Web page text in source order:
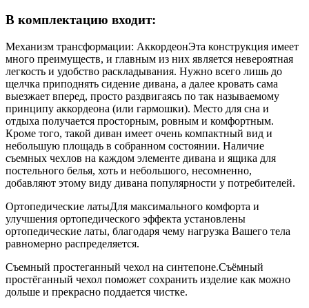
В комплектацию входит:
Механизм трансформации: АккордеонЭта конструкция имеет
много преимуществ, и главным из них является невероятная
легкость и удобство раскладывания. Нужно всего лишь до
щелчка приподнять сидение дивана, а далее кровать сама
выезжает вперед, просто раздвигаясь по так называемому
принципу аккордеона (или гармошки). Место для сна и
отдыха получается просторным, ровным и комфортным.
Кроме того, такой диван имеет очень компактный вид и
небольшую площадь в собранном состоянии. Наличие
съемных чехлов на каждом элементе дивана и ящика для
постельного белья, хоть и небольшого, несомненно,
добавляют этому виду дивана популярности у потребителей.
Ортопедические латыДля максимального комфорта и
улучшения ортопедического эффекта установлены
ортопедические латы, благодаря чему нагрузка Вашего тела
равномерно распределяется.
Съемный простеганный чехол на синтепоне.Съёмный
простёганный чехол поможет сохранить изделие как можно
дольше и прекрасно поддается чистке.